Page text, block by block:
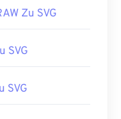
PNG“ .
Consortium
2001
Zu SVG
SVG
SVG